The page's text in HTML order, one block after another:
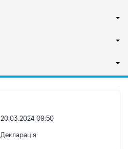
20.03.2024 09:50
Декларація